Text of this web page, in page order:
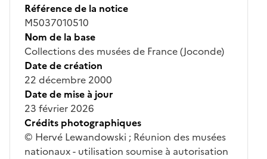
Référence de la notice
M5037010510
Nom de la base
Collections des musées de France (Joconde)
Date de création
22 décembre 2000
Date de mise à jour
23 février 2026
Crédits photographiques
© Hervé Lewandowski ; Réunion des musées
nationaux - utilisation soumise à autorisation